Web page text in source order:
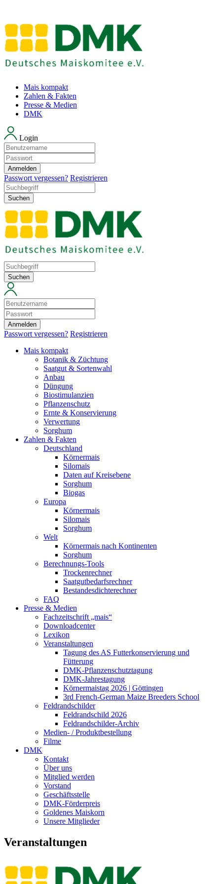
Mais kompakt
Zahlen & Fakten
Presse & Medien
DMK
Login
Anmelden
Passwort vergessen? Registrieren
Suchen
Suchen
Anmelden
Passwort vergessen? Registrieren
Mais kompakt
Botanik & Züchtung
Saatgut & Sortenwahl
Anbau
Düngung
Biostimulanzien
Pflanzenschutz
Ernte & Konservierung
Verwertung
Sorghum
Zahlen & Fakten
Deutschland
Körnermais
Silomais
Daten auf Kreisebene
Sorghum
Biogas
Europa
Körnermais
Silomais
Sorghum
Welt
Körnermais nach Kontinenten
Sorghum
Berechnungs-Tools
Trockenrechner
Saatgutbedarfsrechner
Bestandesdichterechner
FAQ
Presse & Medien
Fachzeitschrift „mais“
Downloadcenter
Lexikon
Veranstaltungen
Tagung des AS Futterkonservierung und
Fütterung
DMK-Pflanzenschutztagung
DMK-Jahrestagung
Körnermaistag 2026 | Göttingen
3rd French-German Maize Breeders School
Feldrandschilder
Feldrandschild 2026
Feldrandschilder-Archiv
Medien- / Produktbestellung
Filme
DMK
Kontakt
Über uns
Mitglied werden
Vorstand
Geschäftsstelle
DMK-Förderpreis
Goldenes Maiskorn
Unsere Mitglieder
Veranstaltungen